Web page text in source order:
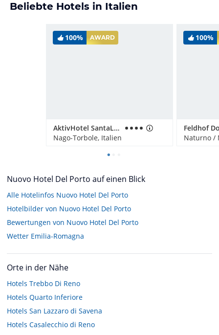
Beliebte Hotels in Italien
100% AWARD
AktivHotel SantaLucia
Nago-Torbole, Italien
100%
Naturno /
Nuovo Hotel Del Porto auf einen Blick
Alle Hotelinfos Nuovo Hotel Del Porto
Hotelbilder von Nuovo Hotel Del Porto
Bewertungen von Nuovo Hotel Del Porto
Wetter Emilia-Romagna
Orte in der Nähe
Hotels Trebbo Di Reno
Hotels Quarto Inferiore
Hotels San Lazzaro di Savena
Hotels Casalecchio di Reno